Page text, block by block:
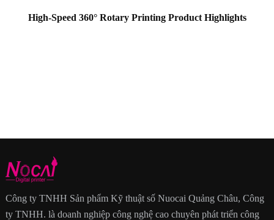
High-Speed 360° Rotary Printing Product Highlights
Công ty TNHH Sản phẩm Kỹ thuật số Nuocai Quảng Châu, Công
ty TNHH. là doanh nghiệp công nghệ cao chuyên phát triển công